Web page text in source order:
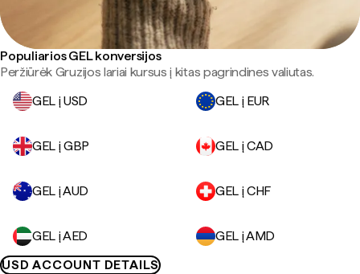
Populiarios GEL konversijos
Peržiūrėk Gruzijos lariai kursus į kitas pagrindines valiutas.
GEL į USD
GEL į EUR
GEL į GBP GEL į CAD
GEL į AUD GEL į CHF
GEL į AED
GEL į AMD
USD ACCOUNT DETAILS